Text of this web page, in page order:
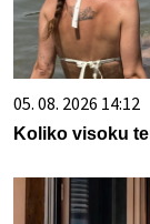
05. 08. 2026 14:12
Koliko visoku